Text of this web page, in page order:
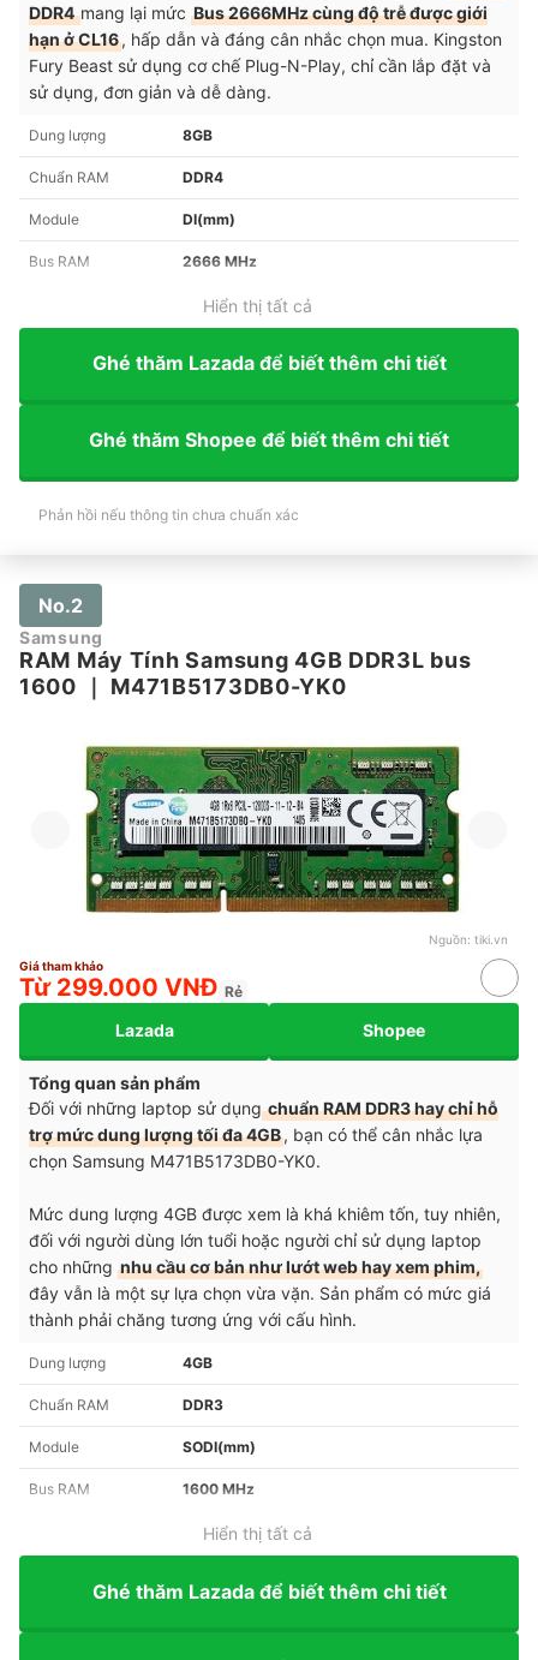
DDR4mang lại mức Bus 2666MHz cùng độ trễ được giới
hạn ở CL16, hấp dẫn và đáng cân nhắc chọn mua. Kingston
Fury Beast sử dụng cơ chế Plug-N-Play, chỉ cần lắp đặt và
sử dụng, đơn giản và dễ dàng.
Dung lượng 8GB
Chuẩn RAM DDR4
Module DI(mm)
Bus RAM 2666 MHz
Hiển thị tất cả
Ghé thăm Lazada để biết thêm chi tiết
Ghé thăm Shopee để biết thêm chi tiết
Phản hồi nếu thông tin chưa chuẩn xác
No.2
Samsung
RAM Máy Tính Samsung 4GB DDR3L bus
1600
M471B5173DB0-YK0
Nguồn: tiki.vn
Giá tham khảo
Từ 299.000 VNĐ Rẻ
Lazada Shopee
Tổng quan sản phẩm
Đối với những laptop sử dụngchuẩn RAM DDR3 hay chỉ hỗ
trợ mức dung lượng tối đa 4GB, bạn có thể cân nhắc lựa
chọn Samsung M471B5173DB0-YK0.
Mức dung lượng 4GB được xem là khá khiêm tốn, tuy nhiên,
đối với người dùng lớn tuổi hoặc người chỉ sử dụng laptop
cho những nhu cầu cơ bản như lướt web hay xem phim,
đây vẫn là một sự lựa chọn vừa vặn. Sản phẩm có mức giá
thành phải chăng tương ứng với cấu hình.
Dung lượng 4GB
Chuẩn RAM DDR3
Module SODI(mm)
Bus RAM 1600 MHz
Hiển thị tất cả
Ghé thăm Lazada để biết thêm chi tiết